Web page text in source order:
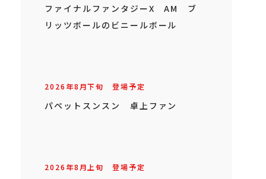
ファイナルファンタジーX AM ブ
リッツボールのビニールボール
2026年8月下旬 登場予定
パペットスンスン 卓上ファン
2026年8月上旬 登場予定